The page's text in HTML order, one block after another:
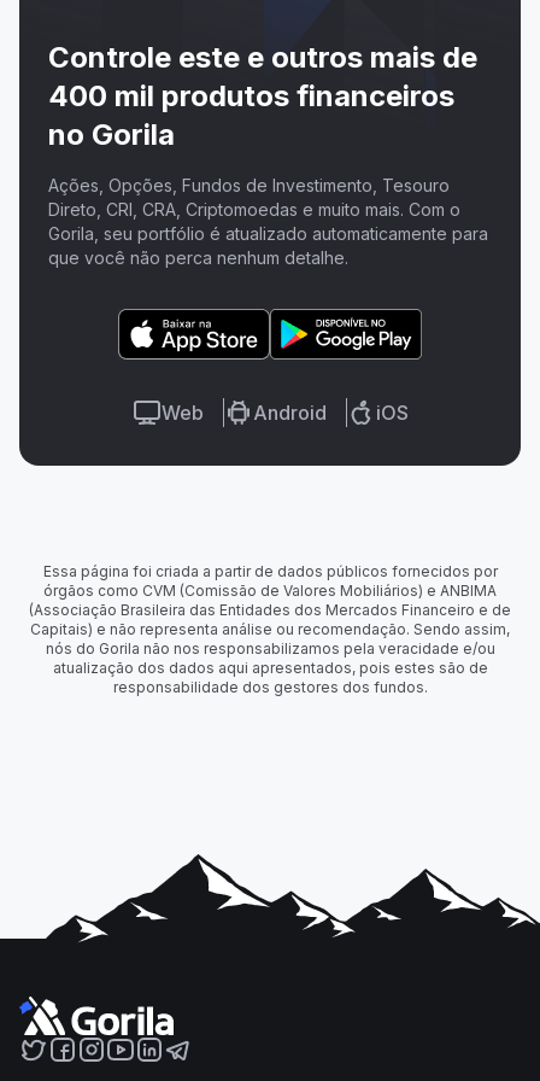
Controle este e outros mais de
400 mil produtos financeiros
no Gorila
Ações, Opções, Fundos de Investimento, Tesouro
Direto, CRI, CRA, Criptomoedas e muito mais. Com o
Gorila, seu portfólio é atualizado automaticamente para
que você não perca nenhum detalhe.
Web Android iOS
Essa página foi criada a partir de dados públicos fornecidos por
órgãos como CVM (Comissão de Valores Mobiliários) e ANBIMA
(Associação Brasileira das Entidades dos Mercados Financeiro e de
Capitais) e não representa análise ou recomendação. Sendo assim,
nós do Gorila não nos responsabilizamos pela veracidade e/ou
atualização dos dados aqui apresentados, pois estes são de
responsabilidade dos gestores dos fundos.